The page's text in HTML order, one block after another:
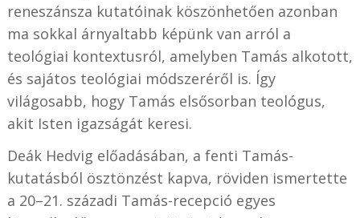
reneszánsza kutatóinak köszönhetően azonban
ma sokkal árnyaltabb képünk van arról a
teológiai kontextusról, amelyben Tamás alkotott,
és sajátos teológiai módszeréről is. Így
világosabb, hogy Tamás elsősorban teológus,
akit Isten igazságát keresi.
Deák Hedvig előadásában, a fenti Tamás-
kutatásból ösztönzést kapva, röviden ismertette
a 20–21. századi Tamás-recepció egyes